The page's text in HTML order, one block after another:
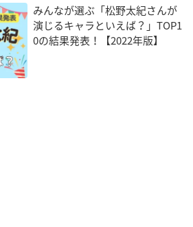
セーラーマーキュリー柄）
ング
ト柄）
みんなが選ぶ「松野太紀さんが
演じるキャラといえば？」TOP1
0の結果発表！【2022年版】